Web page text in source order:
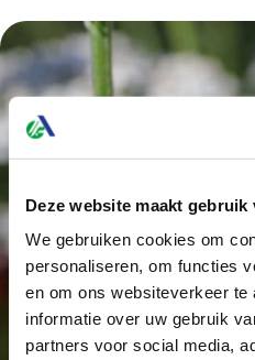
Deze website maakt gebruik
We gebruiken cookies om
personaliseren, om functies
en om ons websiteverkeer
informatie over uw gebruik
partners voor social media,
CAV Agrotheek
Wieringerwerf
Cevaal
De Schuur Kootwijkerbroek
Kootwijkerbroek
de vakhandel
Schimmert